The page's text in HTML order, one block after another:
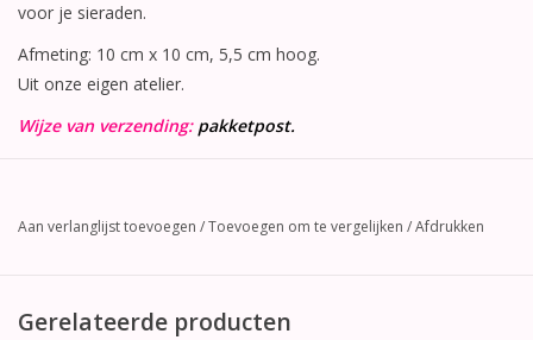
voor je sieraden.
Afmeting: 10 cm x 10 cm, 5,5 cm hoog.
Uit onze eigen atelier.
Wijze van verzending: pakketpost.
Aan verlanglijst toevoegen /Toevoegen om te vergelijken /Afdrukken
Gerelateerde producten